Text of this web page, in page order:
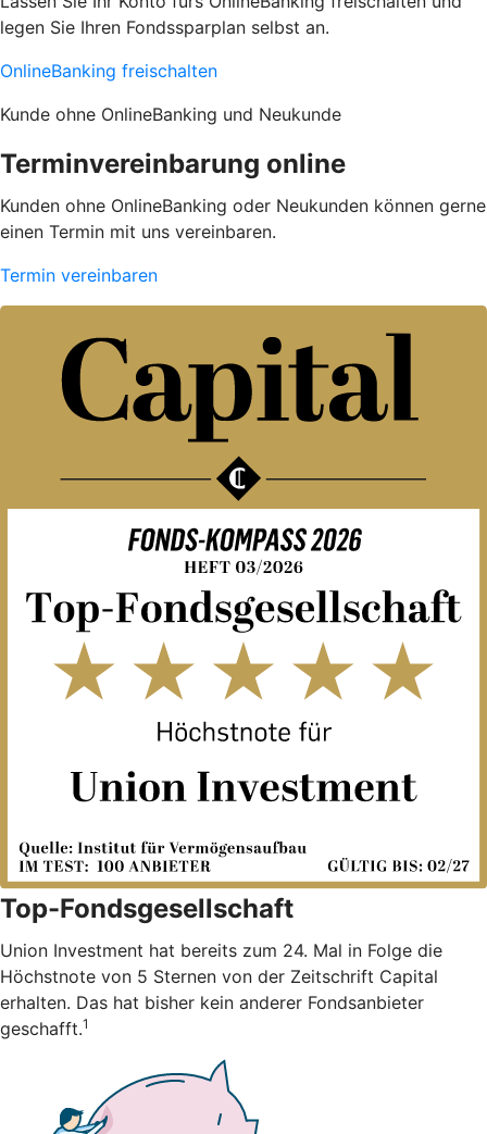
legen Sie Ihren Fondssparplan selbst an.
OnlineBanking freischalten
Kunde ohne OnlineBanking und Neukunde
Terminvereinbarung online
Kunden ohne OnlineBanking oder Neukunden können gerne
einen Termin mit uns vereinbaren.
Termin vereinbaren
Top-Fondsgesellschaft
Union Investment hat bereits zum 24. Mal in Folge die
Höchstnote von 5 Sternen von der Zeitschrift Capital
erhalten. Das hat bisher kein anderer Fondsanbieter
geschafft.1